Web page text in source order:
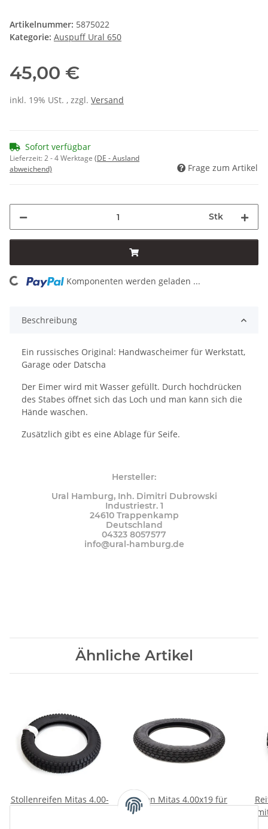
Artikelnummer: 5875022
Kategorie: Auspuff Ural 650
45,00 €
inkl. 19% USt. , zzgl. Versand
Sofort verfügbar
Lieferzeit:2 - 4 Werktage (DE - Ausland
abweichend)
Frage zum Artikel
Stk
Loading... Komponenten werden geladen ...
Beschreibung
Ein russisches Original: Handwascheimer für Werkstatt,
Garage oder Datscha
Der Eimer wird mit Wasser gefüllt. Durch hochdrücken
des Stabes öffnet sich das Loch und man kann sich die
Hände waschen.
Zusätzlich gibt es eine Ablage für Seife.
Hersteller:
Ural Hamburg, Inh. Dimitri Dubrowski
Industriestr. 1
24610 Trappenkamp
Deutschland
04323 8057577
info@ural-hamburg.de
Ähnliche Artikel
Stollenreifen Mitas 4.00-
Reifen Mitas 4.00x19 für
ural, Dnepr, K750, M72.